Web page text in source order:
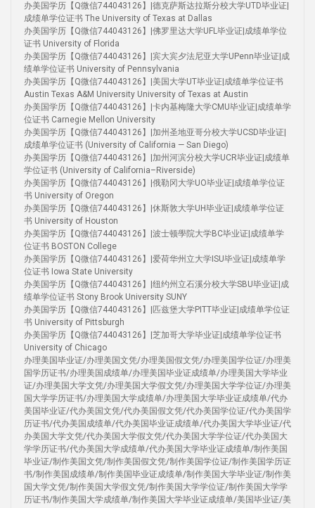
办美国学历【Q微信744043126】|德克萨斯达拉斯分校大学UTD毕业证|
成绩单学位证书 The University of Texas at Dallas
办美国学历【Q微信744043126】|佛罗里达大学UFL毕业证|成绩单学位
证书 University of Florida
办美国学历【Q微信744043126】|宾大宾夕法尼亚大学UPenn毕业证|成
绩单学位证书 University of Pennsylvania
办美国学历【Q微信744043126】|美国大学UT毕业证|成绩单学位证书
Austin Texas A&M University University of Texas at Austin
办美国学历【Q微信744043126】|卡内基梅隆大学CMU毕业证|成绩单学
位证书 Carnegie Mellon University
办美国学历【Q微信744043126】|加州圣地亚哥分校大学UCSD毕业证|
成绩单学位证书 (University of California — San Diego)
办美国学历【Q微信744043126】|加州河滨分校大学UCR毕业证|成绩单
学位证书 (University of California–Riverside)
办美国学历【Q微信744043126】|俄勒冈大学UO毕业证|成绩单学位证
书 University of Oregon
办美国学历【Q微信744043126】|休斯敦大学UH毕业证|成绩单学位证
书 University of Houston
办美国学历【Q微信744043126】|波士顿學院大学BC毕业证|成绩单学
位证书 BOSTON College
办美国学历【Q微信744043126】|爱荷华州立大学ISU毕业证|成绩单学
位证书 Iowa State University
办美国学历【Q微信744043126】|纽约州立石溪分校大学SBU毕业证|成
绩单学位证书 Stony Brook University SUNY
办美国学历【Q微信744043126】|匹兹堡大学PITT毕业证|成绩单学位证
书 University of Pittsburgh
办美国学历【Q微信744043126】|芝加哥大学毕业证|成绩单学位证书
University of Chicago
办理美国毕业证/办理美国文凭/办理美国假文凭/办理美国学位证/办理美
国学历证书/办理美国成绩单/办理美国毕业证成绩单/办理美国大学毕业
证/办理美国大学文凭/办理美国大学假文凭/办理美国大学学位证/办理美
国大学学历证书/办理美国大学成绩单/办理美国大学毕业证成绩单/代办
美国毕业证/代办美国文凭/代办美国假文凭/代办美国学位证/代办美国学
历证书/代办美国成绩单/代办美国毕业证成绩单/代办美国大学毕业证/代
办美国大学文凭/代办美国大学假文凭/代办美国大学学位证/代办美国大
学学历证书/代办美国大学成绩单/代办美国大学毕业证成绩单/制作美国
毕业证/制作美国文凭/制作美国假文凭/制作美国学位证/制作美国学历证
书/制作美国成绩单/制作美国毕业证成绩单/制作美国大学毕业证/制作美
国大学文凭/制作美国大学假文凭/制作美国大学学位证/制作美国大学学
历证书/制作美国大学成绩单/制作美国大学毕业证成绩单/美国毕业证/美